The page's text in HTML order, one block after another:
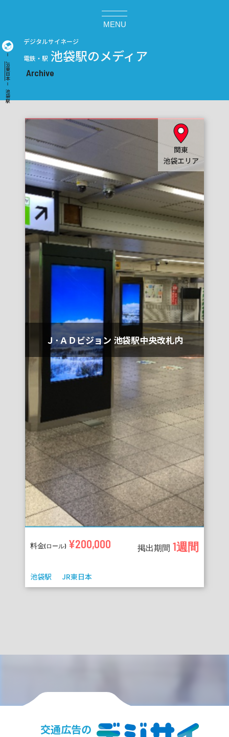
MENU
JR東日本
池袋駅
デジタルサイネージ
電鉄・駅 池袋駅のメディア
Ｊ･ＡＤビジョン 池袋駅中央改札内
料金(ロール) ¥200,000 掲出期間 1週間
池袋駅 JR東日本
関東
池袋エリア
交通広告の